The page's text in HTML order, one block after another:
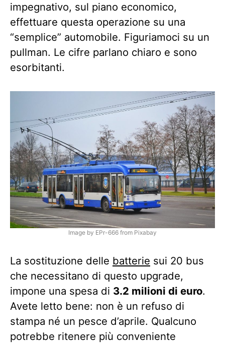
impegnativo, sul piano economico,
effettuare questa operazione su una
“semplice” automobile. Figuriamoci su un
pullman. Le cifre parlano chiaro e sono
esorbitanti.
Image by EPr-666 from Pixabay
La sostituzione delle batterie sui 20 bus
che necessitano di questo upgrade,
impone una spesa di 3.2 milioni di euro.
Avete letto bene: non è un refuso di
stampa né un pesce d’aprile. Qualcuno
potrebbe ritenere più conveniente